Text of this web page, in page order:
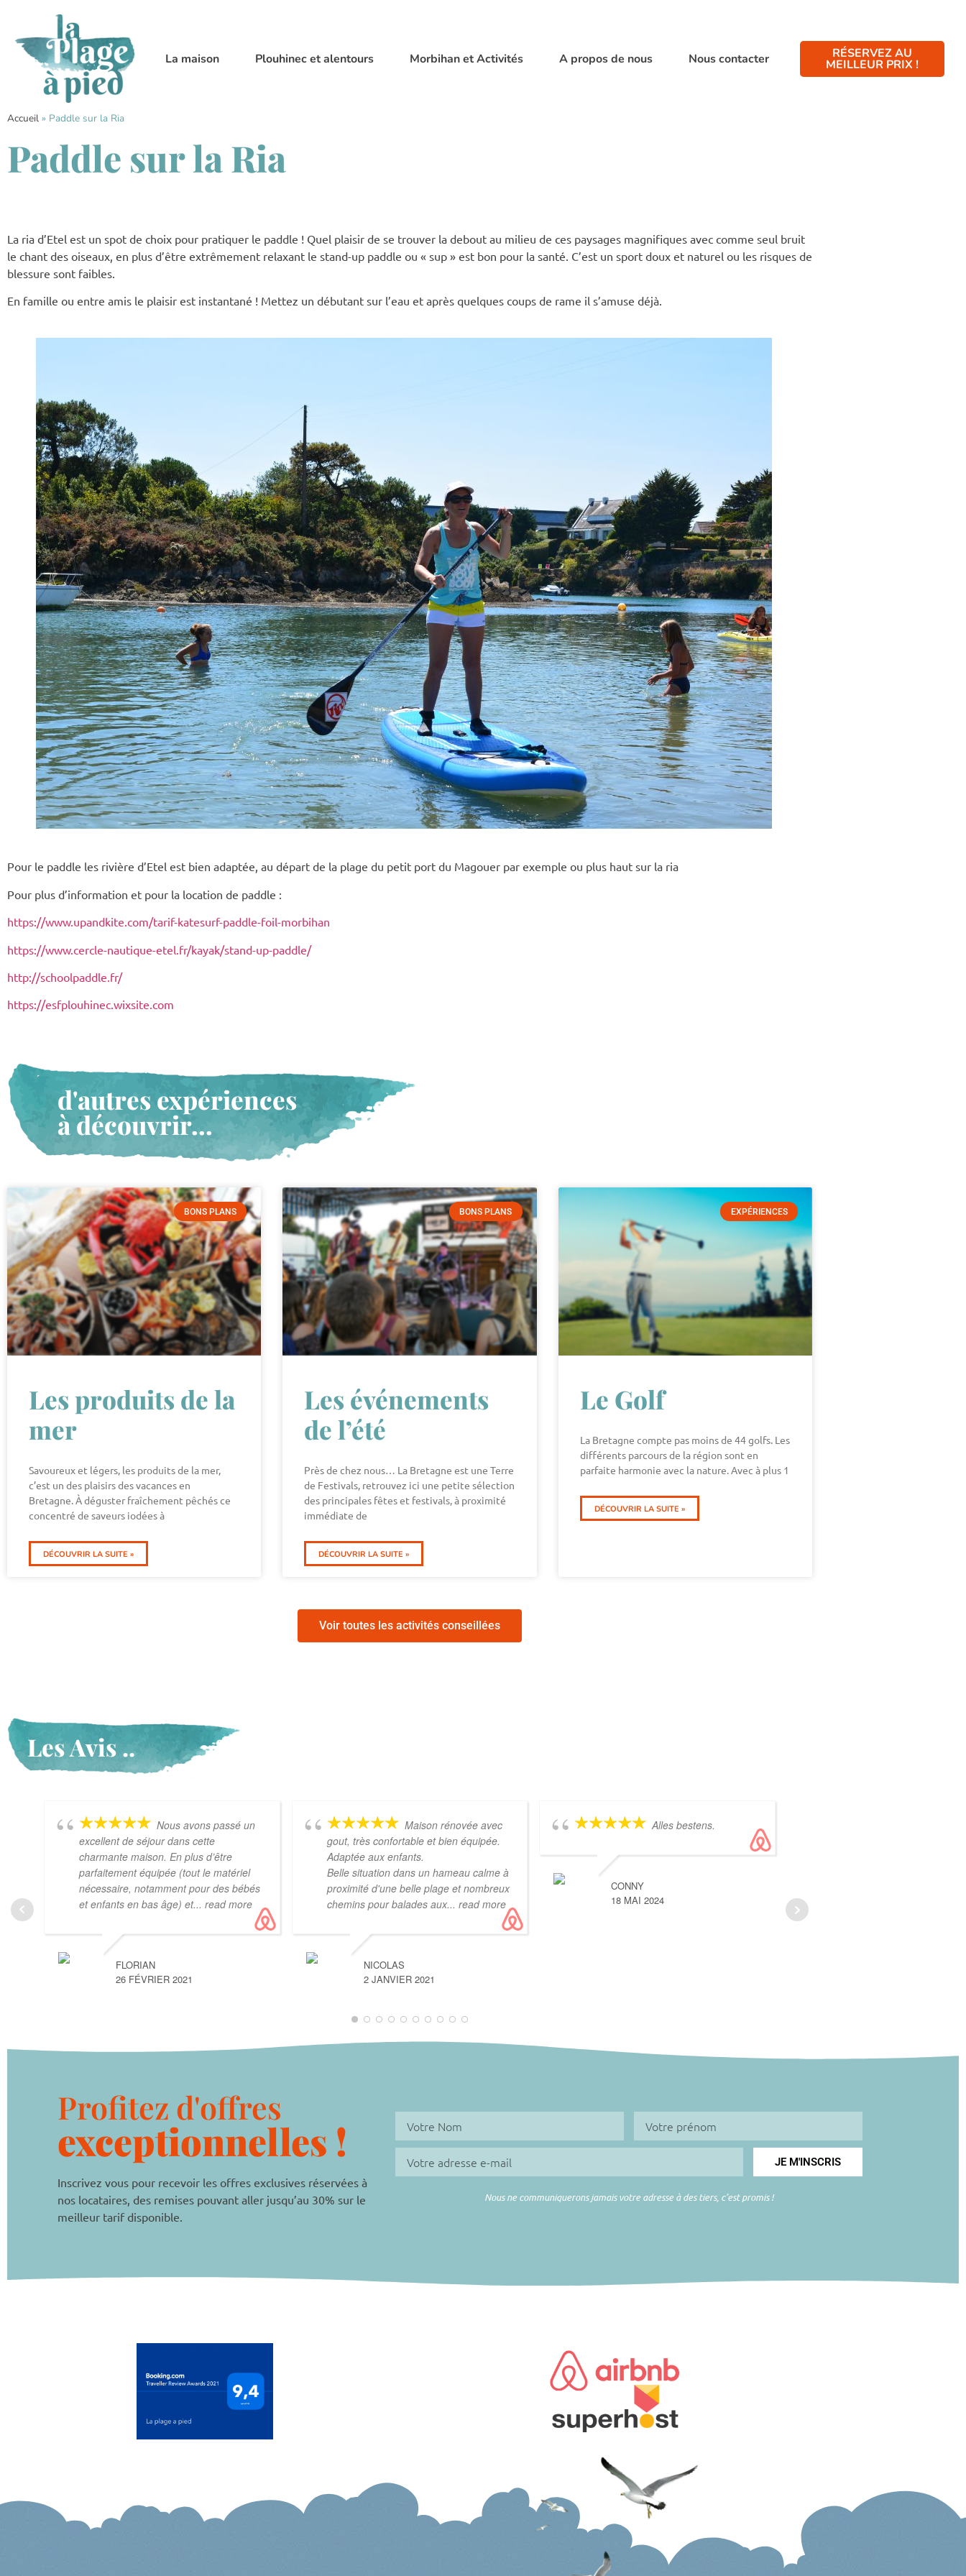
La maison Plouhinec et alentours Morbihan et Activités A propos de nous Nous contacter RÉSERVEZ AU
MEILLEUR PRIX !
Accueil » Paddle sur la Ria
Paddle sur la Ria
La ria d’Etel est un spot de choix pour pratiquer le paddle ! Quel plaisir de se trouver la debout au milieu de ces paysages magnifiques avec comme seul bruit
le chant des oiseaux, en plus d’être extrêmement relaxant le stand-up paddle ou « sup » est bon pour la santé. C’est un sport doux et naturel ou les risques de
blessure sont faibles.
En famille ou entre amis le plaisir est instantané ! Mettez un débutant sur l’eau et après quelques coups de rame il s’amuse déjà.
Pour le paddle les rivière d’Etel est bien adaptée, au départ de la plage du petit port du Magouer par exemple ou plus haut sur la ria
Pour plus d’information et pour la location de paddle :
https://www.upandkite.com/tarif-katesurf-paddle-foil-morbihan
https://www.cercle-nautique-etel.fr/kayak/stand-up-paddle/
http://schoolpaddle.fr/
https://esfplouhinec.wixsite.com
d'autres expériences
à découvrir...
BONS PLANS
Les produits de la
mer
Savoureux et légers, les produits de la mer,
c’est un des plaisirs des vacances en
Bretagne. À déguster fraîchement pêchés ce
concentré de saveurs iodées à
DÉCOUVRIR LA SUITE »
BONS PLANS
Les événements
de l’été
Près de chez nous… La Bretagne est une Terre
de Festivals, retrouvez ici une petite sélection
des principales fêtes et festivals, à proximité
immédiate de
DÉCOUVRIR LA SUITE »
EXPÉRIENCES
Le Golf
La Bretagne compte pas moins de 44 golfs. Les
différents parcours de la région sont en
parfaite harmonie avec la nature. Avec à plus 1
DÉCOUVRIR LA SUITE »
Voir toutes les activités conseillées
Les Avis ..
Nous avons passé un
excellent de séjour dans cette
charmante maison. En plus d’être
parfaitement équipée (tout le matériel
nécessaire, notamment pour des bébés
et enfants en bas âge) et... read more
FLORIAN
26 FÉVRIER 2021
Maison rénovée avec
gout, très confortable et bien équipée.
Adaptée aux enfants.
Belle situation dans un hameau calme à
proximité d'une belle plage et nombreux
chemins pour balades aux... read more
NICOLAS
2 JANVIER 2021
Alles bestens.
CONNY
18 MAI 2024
Profitez d'offres
exceptionnelles !
Inscrivez vous pour recevoir les offres exclusives réservées à
nos locataires, des remises pouvant aller jusqu’au 30% sur le
meilleur tarif disponible.
JE M'INSCRIS
Nous ne communiquerons jamais votre adresse à des tiers, c’est promis !